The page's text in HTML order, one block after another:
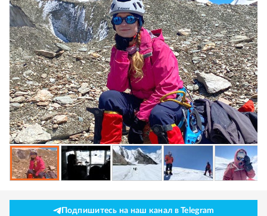
Подпишитесь на наш канал в Telegram